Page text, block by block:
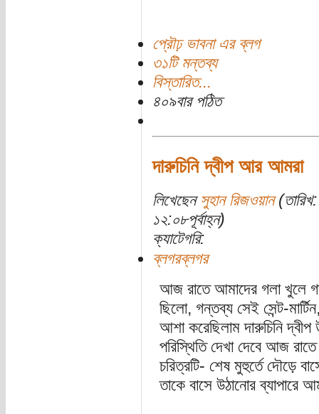
প্রৌঢ় ভাবনা এর ব্লগ
৩১টি মন্তব্য
বিস্তারিত...
৪০৯বার পঠিত
দারুচিনি দ্বীপ আর আমরা
লিখেছেন সুহান রিজওয়ান
১২:০৮পূর্বাহ্ন)
ক্যাটেগরি:
ব্লগরব্লগর
আজ রাতে আমাদের গলা খুলে
ছিলো, গন্তব্য সেই সেন্ট-
আশা করেছিলাম দারুচিনি
পরিস্থিতি দেখা দেবে আজ
চরিত্রটি- শেষ মুহুর্তে দৌড়ে
তাকে বাসে উঠানোর ব্যাপারে